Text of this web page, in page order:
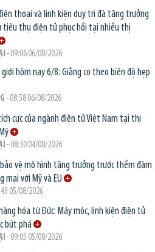
thoại và linh kiện duy trì đà tăng trưởng
tiêu thụ điện tử phục hồi tại nhiều thị
- 09:06 06/08/2026
hôm nay 6/8: Giằng co theo biên độ hẹp
- 08:58 06/08/2026
cực của ngành điện tử Việt Nam tại thị
- 08:30 04/08/2026
bảo vệ mô hình tăng trưởng trước thềm đàm
với Mỹ và EU
05/08/2026
hóa từ Đức: Máy móc, linh kiện điện tử
bứt phá
- 09:05 05/08/2026